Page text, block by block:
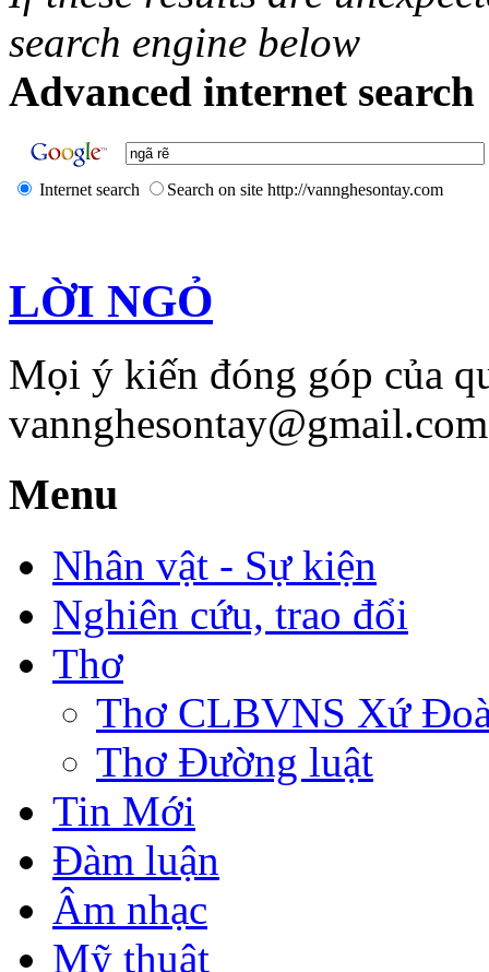
search engine below
Advanced internet search
Internet search Search on site http://vannghesontay.com
LỜI NGỎ
Mọi ý kiến đóng góp của
Menu
Nhân vật - Sự kiện
Nghiên cứu, trao đổi
Thơ
Thơ CLBVNS Xứ
Thơ Đường luật
Tin Mới
Đàm luận
Âm nhạc
Mỹ thuật